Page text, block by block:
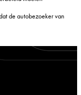
de autobezoeker van